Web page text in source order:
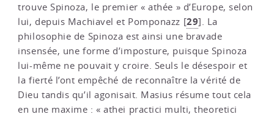
trouve Spinoza, le premier « athée » d’Europe, selon
lui, depuis Machiavel et Pomponazz [29] . La
philosophie de Spinoza est ainsi une bravade
insensée, une forme d’imposture, puisque Spinoza
lui-même ne pouvait y croire. Seuls le désespoir et
la fierté l’ont empêché de reconnaître la vérité de
Dieu tandis qu’il agonisait. Masius résume tout cela
en une maxime : « athei practici multi, theoretici